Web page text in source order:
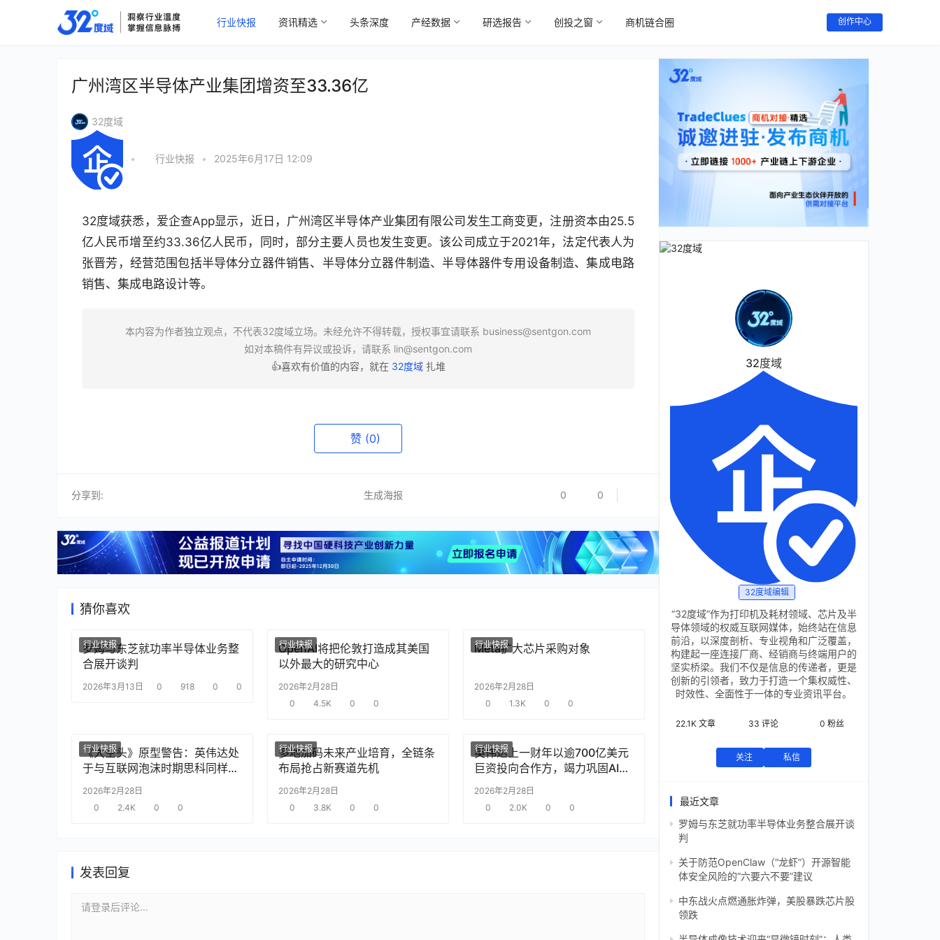
行业快报 资讯精选 头条深度 产经数据 研选报告 创投之窗 商机链合圈 创作中心
广州湾区半导体产业集团增资至33.36亿
32度域
• 行业快报 • 2025年6月17日 12:09
32度域获悉，爱企查App显示，近日，广州湾区半导体产业集团有限公司发生工商变更，注册资本由25.5
亿人民币增至约33.36亿人民币，同时，部分主要人员也发生变更。该公司成立于2021年，法定代表人为
张晋芳，经营范围包括半导体分立器件销售、半导体分立器件制造、半导体器件专用设备制造、集成电路
销售、集成电路设计等。
本内容为作者独立观点，不代表32度域立场。未经允许不得转载，授权事宜请联系 business@sentgon.com
如对本稿件有异议或投诉，请联系 lin@sentgon.com
👍喜欢有价值的内容，就在 32度域扎堆
赞 (0)
分享到: 生成海报 0 0
猜你喜欢
行业快报
罗姆与东芝就功率半导体业务整
合展开谈判
2026年3月13日 0 918 0 0
行业快报
OpenAI将把伦敦打造成其美国
以外最大的研究中心
2026年2月28日
0
4.5K 0 0
行业快报
Meta扩大芯片采购对象
2026年2月28日
0
1.3K 0 0
行业快报
《大空头》原型警告：英伟达处
于与互联网泡沫时期思科同样的
“危险境地”
2026年2月28日
0
2.4K 0 0
行业快报
多地加码未来产业培育，全链条
布局抢占新赛道先机
2026年2月28日
0
3.8K 0 0
行业快报
英伟达上一财年以逾700亿美元
巨资投向合作方，竭力巩固AI芯
片需求
2026年2月28日
0
2.0K 0 0
发表回复
请登录后评论...
32度域
32度域编辑
“32度域”作为打印机及耗材领域、芯片及半
导体领域的权威互联网媒体，始终站在信息
前沿，以深度剖析、专业视角和广泛覆盖，
构建起一座连接厂商、经销商与终端用户的
坚实桥梁。我们不仅是信息的传递者，更是
创新的引领者，致力于打造一个集权威性、
时效性、全面性于一体的专业资讯平台。
22.1K 文章 33 评论 0 粉丝
关注 私信
最近文章
罗姆与东芝就功率半导体业务整合展开谈
判
关于防范OpenClaw（“龙虾”）开源智能
体安全风险的“六要六不要”建议
中东战火点燃通胀炸弹，美股暴跌芯片股
领跌